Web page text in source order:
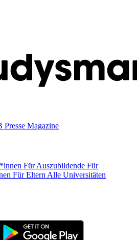
Presse Magazine
Für Auszubildende Für
Für Eltern Alle Universitäten